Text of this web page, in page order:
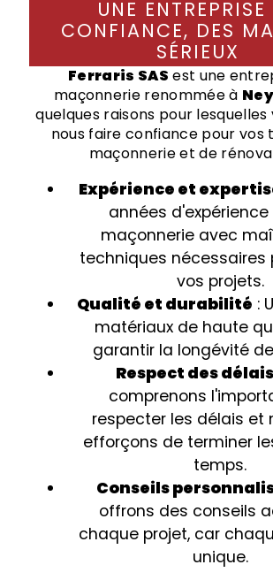
UNE ENTREPRISE DE
CONFIANCE, DES
SÉRIEUX
Ferraris SAS est une
maçonnerie renommée à
quelques raisons pour lesquelles
nous faire confiance pour vos
maçonnerie et de
Expérience et
années
maçonnerie avec
techniques nécessaires
vos projets.
Qualité et durabilité :
matériaux de haute
garantir la longévité
Respect des délais
comprenons
respecter les délais et
efforçons de terminer
temps.
Conseils
offrons des conseils
chaque projet, car
unique.